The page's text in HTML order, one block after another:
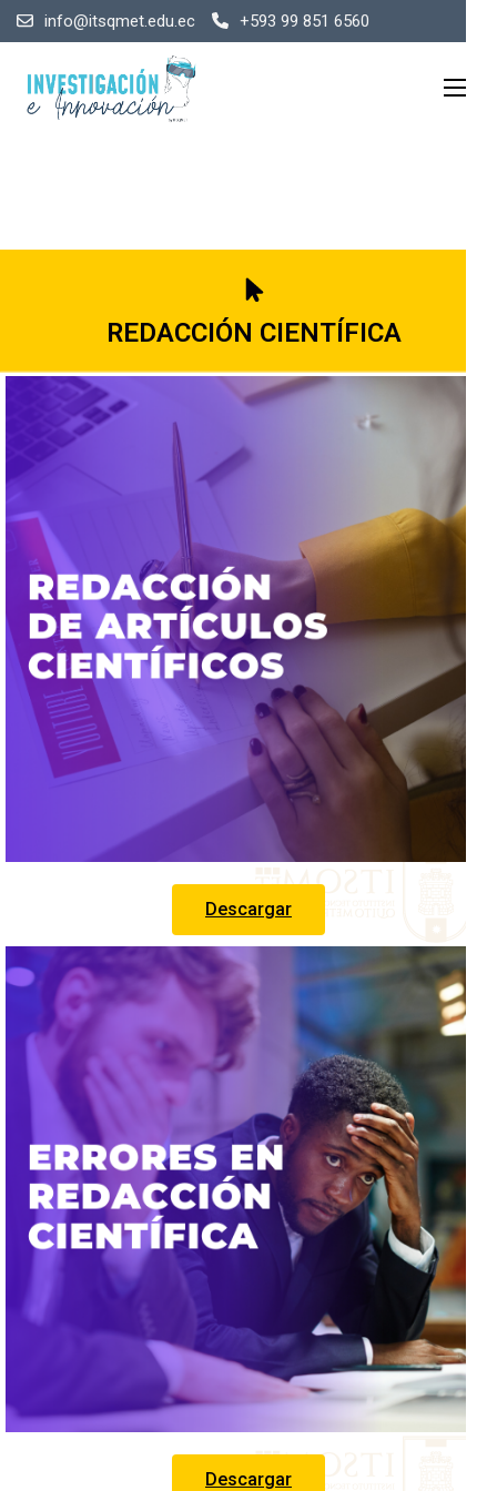
info@itsqmet.edu.ec +593 99 851 6560
REDACCIÓN CIENTÍFICA
Descargar
Descargar